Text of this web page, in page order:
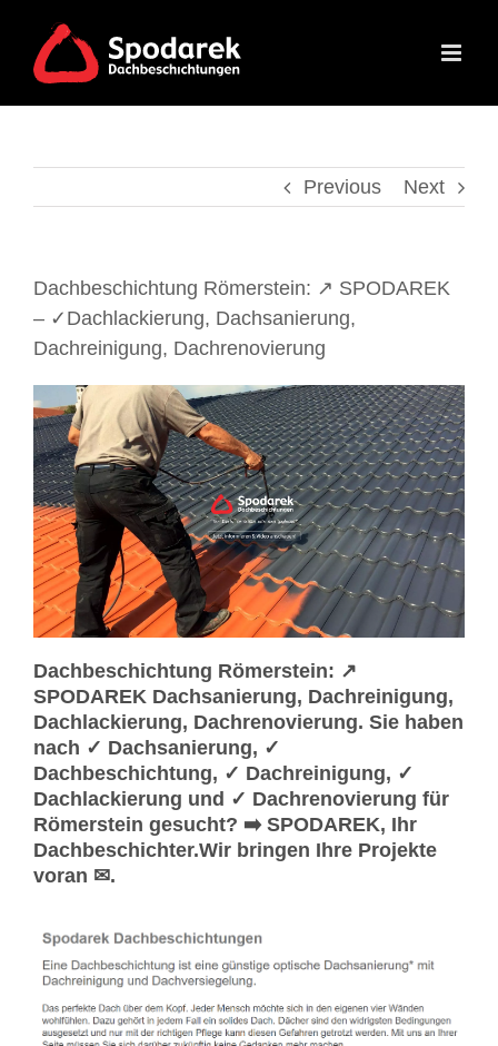
content
Previous Next
Dachbeschichtung Römerstein: ↗️ SPODAREK
– ✓Dachlackierung, Dachsanierung,
Dachreinigung, Dachrenovierung
Dachbeschichtung Römerstein: ↗️
SPODAREK Dachsanierung, Dachreinigung,
Dachlackierung, Dachrenovierung. Sie haben
nach ✓ Dachsanierung, ✓
Dachbeschichtung, ✓ Dachreinigung, ✓
Dachlackierung und ✓ Dachrenovierung für
Römerstein gesucht? ➡️ SPODAREK, Ihr
Dachbeschichter.Wir bringen Ihre Projekte
voran ✉.